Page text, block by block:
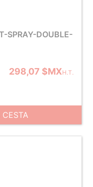
SPRAY-DOUBLE-
298,07 $MXH.T.